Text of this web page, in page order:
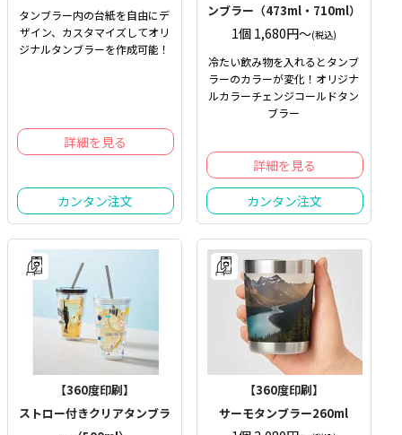
タンブラー内の台紙を自由にデ
ザイン、カスタマイズしてオリ
ジナルタンブラーを作成可能！
詳細を見る
カンタン注文
ンブラー（473ml・710ml）
1個 1,680円〜(税込)
冷たい飲み物を入れるとタンブ
ラーのカラーが変化！オリジナ
ルカラーチェンジコールドタン
ブラー
詳細を見る
カンタン注文
【360度印刷】
ストロー付きクリアタンブラ
【360度印刷】
サーモタンブラー260ml